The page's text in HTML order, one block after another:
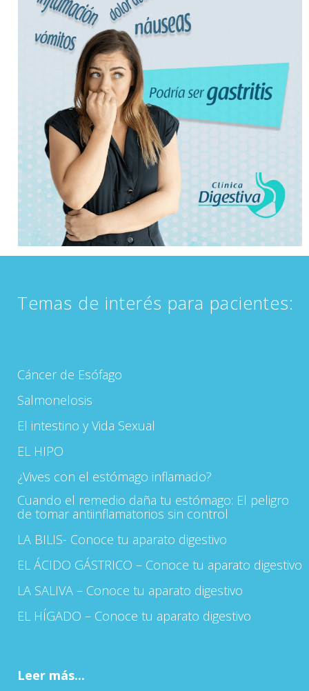
Temas de interés para pacientes:
Cáncer de Esófago
Salmonelosis
El intestino y Vida Sexual
EL HIPO
¿Vives con el estómago inflamado?
Cuando el remedio daña tu estómago: El peligro
de tomar antiinflamatorios sin control
LA BILIS- Conoce tu aparato digestivo
EL ÁCIDO GÁSTRICO – Conoce tu aparato digestivo
LA SALIVA – Conoce tu aparato digestivo
EL HÍGADO – Conoce tu aparato digestivo
Leer más...